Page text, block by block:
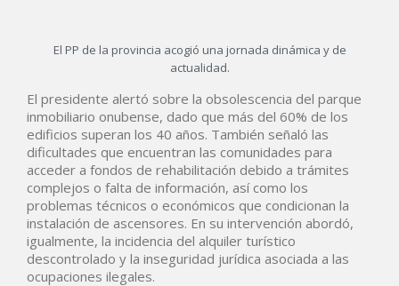
El PP de la provincia acogió una jornada dinámica y de
actualidad.
El presidente alertó sobre la obsolescencia del parque
inmobiliario onubense, dado que más del 60% de los
edificios superan los 40 años. También señaló las
dificultades que encuentran las comunidades para
acceder a fondos de rehabilitación debido a trámites
complejos o falta de información, así como los
problemas técnicos o económicos que condicionan la
instalación de ascensores. En su intervención abordó,
igualmente, la incidencia del alquiler turístico
descontrolado y la inseguridad jurídica asociada a las
ocupaciones ilegales.